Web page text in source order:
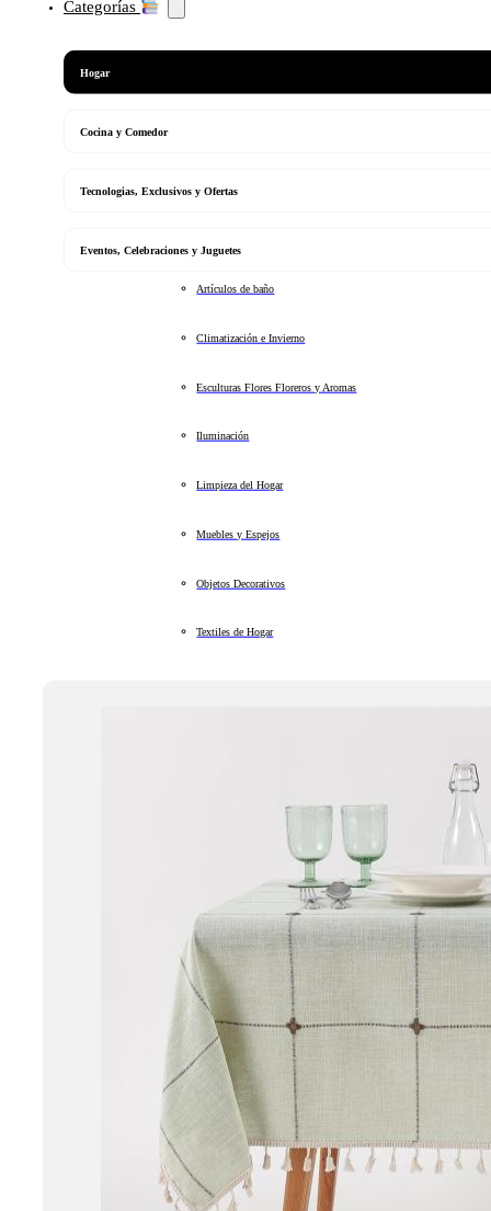
Categorías
Hogar
Cocina y Comedor
Tecnologias, Exclusivos y Ofertas
Eventos, Celebraciones y Juguetes
Artículos de baño
Climatización e Invierno
Esculturas Flores Floreros y Aromas
Iluminación
Limpieza del Hogar
Muebles y Espejos
Objetos Decorativos
Textiles de Hogar